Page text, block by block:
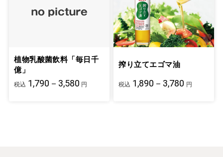
植物乳酸菌飲料「毎日千
億」
税込 1,790－3,580 円
搾り立てエゴマ油
税込 1,890－3,780 円